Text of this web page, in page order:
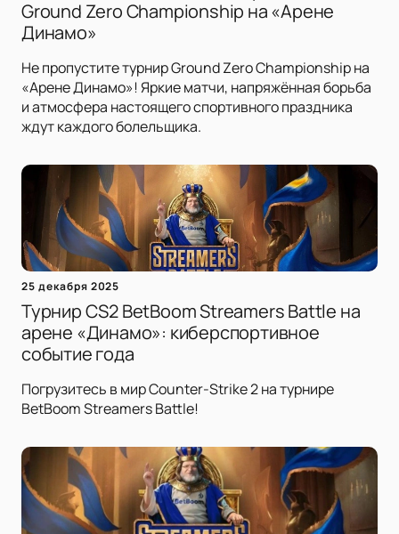
Ground Zero Championship на «Арене
Динамо»
Не пропустите турнир Ground Zero Championship на
«Арене Динамо»! Яркие матчи, напряжённая борьба
и атмосфера настоящего спортивного праздника
ждут каждого болельщика.
25 декабря 2025
Турнир CS2 BetBoom Streamers Battle на
арене «Динамо»: киберспортивное
событие года
Погрузитесь в мир Counter-Strike 2 на турнире
BetBoom Streamers Battle!